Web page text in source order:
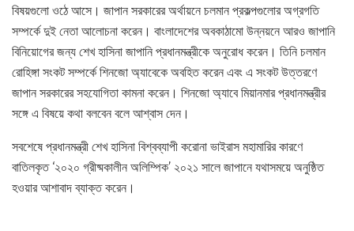
বিষয়গুলো ওঠে আসে। জাপান সরকারের অর্থায়নে চলমান প্রকল্পগুলোর অগ্রগতি
সম্পর্কে দুই নেতা আলোচনা করেন। বাংলাদেশের অবকাঠামো উন্নয়নে আরও জাপানি
বিনিয়োগের জন্য শেখ হাসিনা জাপানি প্রধানমন্ত্রীকে অনুরোধ করেন। তিনি চলমান
রোহিঙ্গা সংকট সম্পর্কে শিনজো অ্যাবেকে অবহিত করেন এবং এ সংকট উত্তরণে
জাপান সরকারের সহযোগিতা কামনা করেন। শিনজো অ্যাবে মিয়ানমার প্রধানমন্ত্রীর
সঙ্গে এ বিষয়ে কথা বলবেন বলে আশ্বাস দেন।
সবশেষে প্রধানমন্ত্রী শেখ হাসিনা বিশ্বব্যাপী করোনা ভাইরাস মহামারির কারণে
বাতিলকৃত ‘২০২০ গ্রীষ্মকালীন অলিম্পিক’ ২০২১ সালে জাপানে যথাসময়ে অনুষ্ঠিত
হওয়ার আশাবাদ ব্যাক্ত করেন।